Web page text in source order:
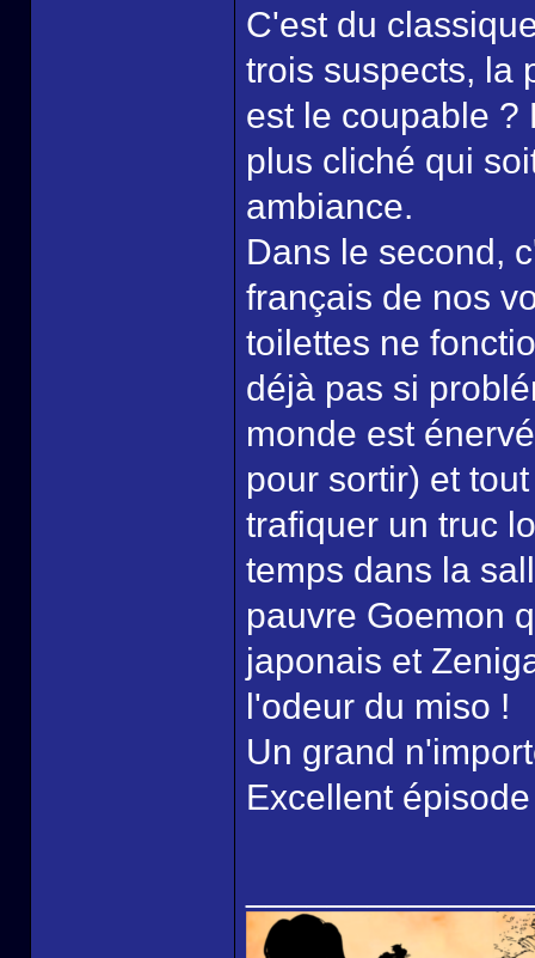
C'est du
trois suspects, la
est le coupable ?
plus cliché qui
ambiance.
Dans le second,
français de nos
toilettes ne
déjà pas si
monde est
pour sortir) et
trafiquer un truc
temps dans la
pauvre Goemon
japonais et
l'odeur du miso !
Un grand
Excellent